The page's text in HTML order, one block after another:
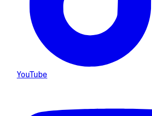
YouTube